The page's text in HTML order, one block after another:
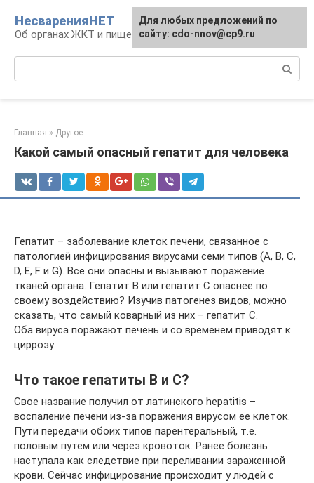
контенту
НесваренияНЕТ
Об органах ЖКТ и пищеварении
Главная » Другое
Какой самый опасный гепатит для человека
Гепатит – заболевание клеток печени, связанное с
патологией инфицирования вирусами семи типов (А, В, С,
D, Е, F и G). Все они опасны и вызывают поражение
тканей органа. Гепатит В или гепатит С опаснее по
своему воздействию? Изучив патогенез видов, можно
сказать, что самый коварный из них – гепатит С.
Оба вируса поражают печень и со временем приводят к
циррозу
Что такое гепатиты В и С?
Свое название получил от латинского hepatitis –
воспаление печени из-за поражения вирусом ее клеток.
Пути передачи обоих типов парентеральный, т.е.
половым путем или через кровоток. Ранее болезнь
наступала как следствие при переливании зараженной
крови. Сейчас инфицирование происходит у людей с
Для любых предложений по
сайту: cdo-nnov@cp9.ru